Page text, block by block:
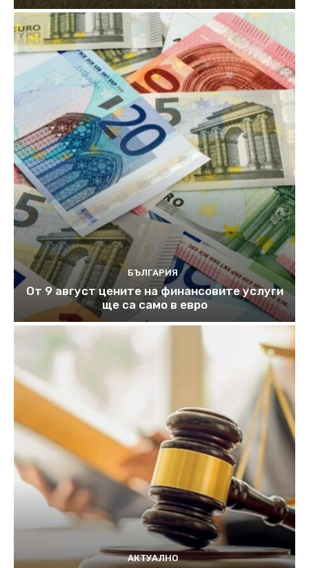
БЪЛГАРИЯ
От 9 август цените на финансовите услуги
ще са само в евро
АКТУАЛНО